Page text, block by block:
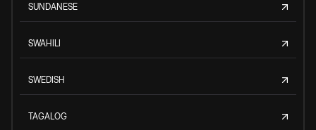
SUNDANESE
SWAHILI
SWEDISH
TAGALOG